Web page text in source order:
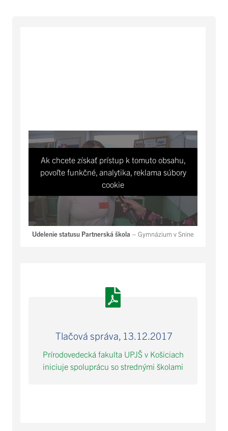
Ak chcete získať prístup k tomuto obsahu,
povoľte funkčné, analytika, reklama súbory
cookie
Udelenie statusu Partnerská škola – Gymnázium v Snine
Tlačová správa, 13.12.2017
Prírodovedecká fakulta UPJŠ v Košiciach
iniciuje spoluprácu so strednými školami